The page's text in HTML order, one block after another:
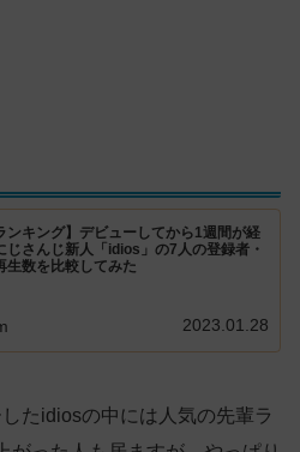
ンキング】デビューしてから1週間が経
じさんじ新人「idios」の7人の登録者・
生数を比較してみた
2023.01.28
たidiosの中には人気の先輩ラ